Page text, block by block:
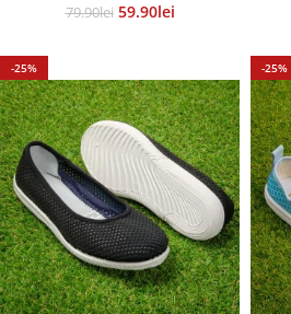
79.90Lei 59.90Lei
-25% -25%